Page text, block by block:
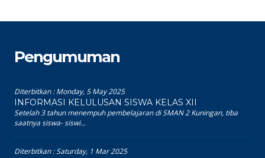
Pengumuman
Diterbitkan :Monday, 5 May 2025
INFORMASI KELULUSAN SISWA KELAS XII
Setelah 3 tahun menempuh pembelajaran di SMAN 2 Kuningan, tiba
saatnya siswa- siswi...
Diterbitkan :Saturday, 1 Mar 2025